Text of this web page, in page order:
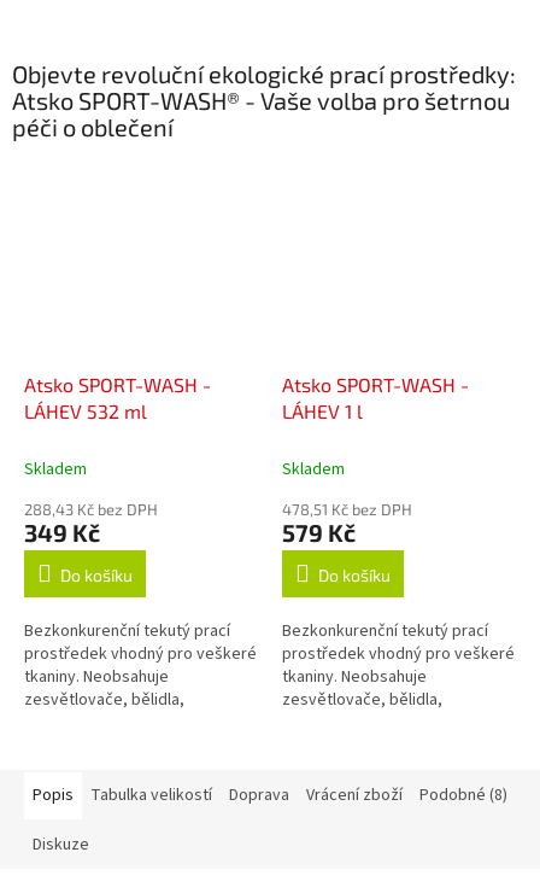
Objevte revoluční ekologické prací prostředky:
Atsko SPORT-WASH® - Vaše volba pro šetrnou
péči o oblečení
Atsko SPORT-WASH -
LÁHEV 532 ml
Skladem
288,43 Kč bez DPH
349 Kč
Do košíku
Bezkonkurenční tekutý prací
prostředek vhodný pro veškeré
tkaniny. Neobsahuje
zesvětlovače, bělidla,
Atsko SPORT-WASH -
LÁHEV 1 l
Skladem
478,51 Kč bez DPH
579 Kč
Do košíku
Bezkonkurenční tekutý prací
prostředek vhodný pro veškeré
tkaniny. Neobsahuje
zesvětlovače, bělidla,
Popis
Tabulka velikostí Doprava Vrácení zboží Podobné (8)
Diskuze